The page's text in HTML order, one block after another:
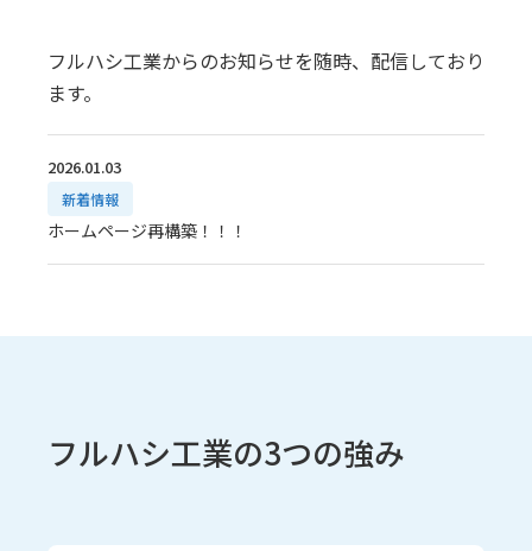
フルハシ工業からのお知らせを随時、配信しており
ます。
2026.01.03
新着情報
ホームページ再構築！！！
フルハシ工業の3つの強み